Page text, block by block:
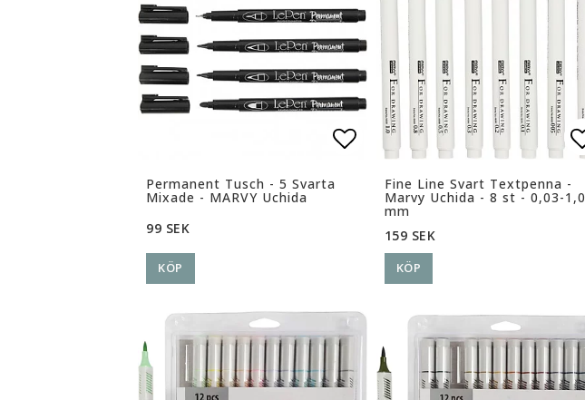
Lägg till i favoritlistan
Lägg till i favoritlistan
Permanent Tusch - 5 Svarta
Mixade - MARVY Uchida
99 SEK
KÖP
Fine Line Svart Textpenna -
Marvy Uchida - 8 st - 0,03-1,0
mm
159 SEK
KÖP